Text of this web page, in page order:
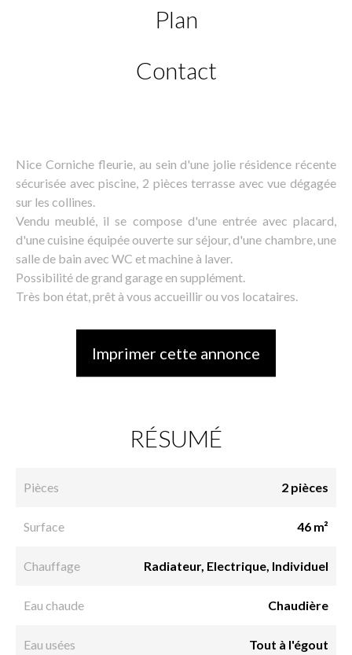
Plan
Contact
Nice Corniche fleurie, au sein d'une jolie résidence récente
sécurisée avec piscine, 2 pièces terrasse avec vue dégagée
sur les collines.
Vendu meublé, il se compose d'une entrée avec placard,
d'une cuisine équipée ouverte sur séjour, d'une chambre, une
salle de bain avec WC et machine à laver.
Possibilité de grand garage en supplément.
Très bon état, prêt à vous accueillir ou vos locataires.
Imprimer cette annonce
RÉSUMÉ
Pièces 2 pièces
Surface 46 m²
Chauffage Radiateur, Electrique, Individuel
Eau chaude Chaudière
Eau usées Tout à l'égout